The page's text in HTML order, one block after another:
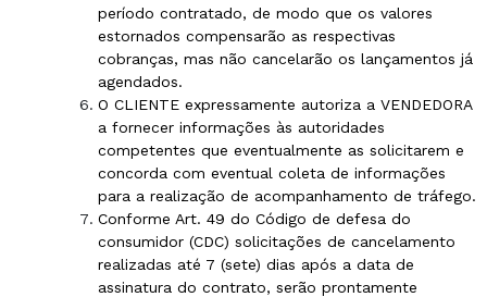
período contratado, de modo que os valores
estornados compensarão as respectivas
cobranças, mas não cancelarão os lançamentos já
agendados.
O CLIENTE expressamente autoriza a VENDEDORA
a fornecer informações às autoridades
competentes que eventualmente as solicitarem e
concorda com eventual coleta de informações
para a realização de acompanhamento de tráfego.
Conforme Art. 49 do Código de defesa do
consumidor (CDC) solicitações de cancelamento
realizadas até 7 (sete) dias após a data de
assinatura do contrato, serão prontamente